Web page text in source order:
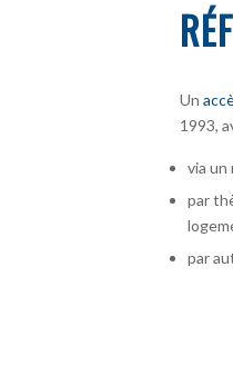
Un
1993,
via un
par
par